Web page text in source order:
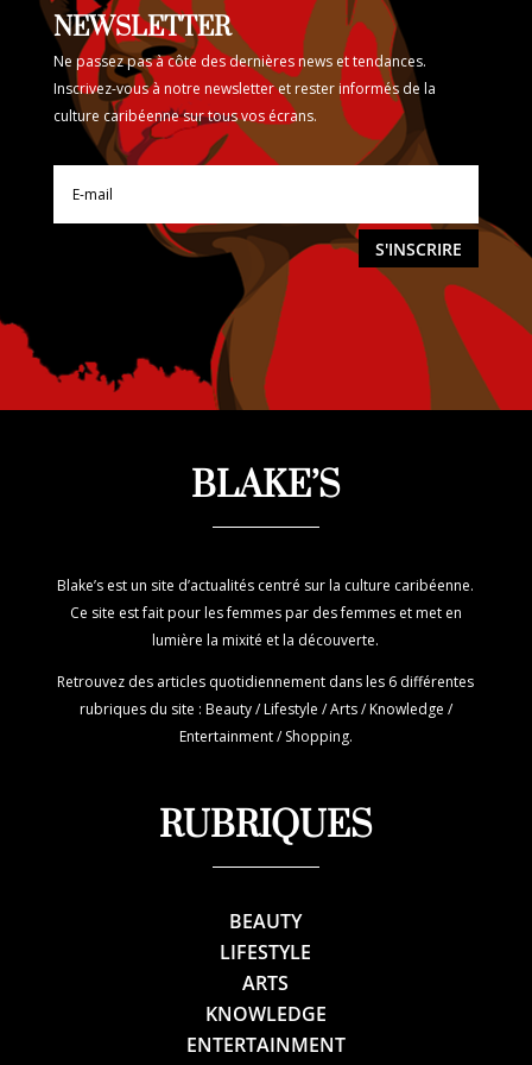
NEWSLETTER
Ne passez pas à côte des dernières news et tendances.
Inscrivez-vous à notre newsletter et rester informés de la
culture caribéenne sur tous vos écrans.
S'INSCRIRE
BLAKE’S
Blake’s est un site d’actualités centré sur la culture caribéenne.
Ce site est fait pour les femmes par des femmes et met en
lumière la mixité et la découverte.
Retrouvez des articles quotidiennement dans les 6 différentes
rubriques du site : Beauty / Lifestyle / Arts / Knowledge /
Entertainment / Shopping.
RUBRIQUES
BEAUTY
LIFESTYLE
ARTS
KNOWLEDGE
ENTERTAINMENT